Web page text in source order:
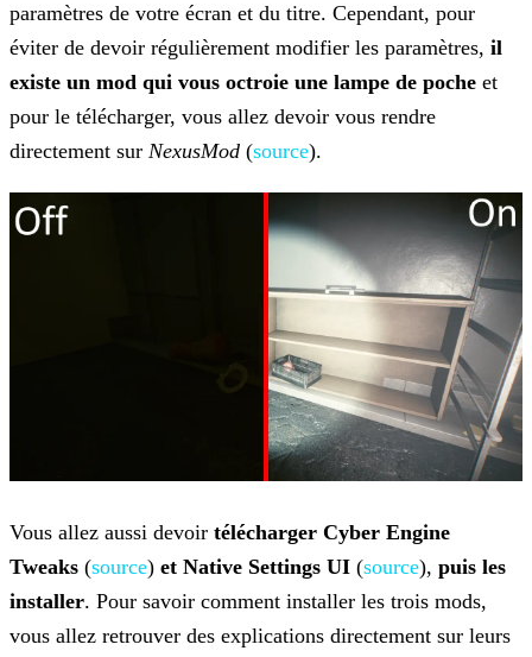
paramètres de votre écran et du titre. Cependant, pour
éviter de devoir régulièrement modifier les paramètres, il
existe un mod qui vous octroie une lampe de poche et
pour le télécharger, vous allez devoir vous rendre
directement sur NexusMod (source).
Vous allez aussi devoir télécharger Cyber Engine
Tweaks (source) et Native Settings UI (source), puis les
installer. Pour savoir comment installer les trois mods,
vous allez retrouver des explications directement sur leurs